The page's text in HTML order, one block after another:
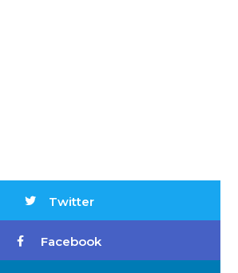
Twitter
Facebook